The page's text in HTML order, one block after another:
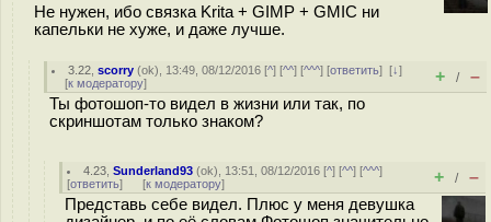
Не нужен, ибо связка Krita + GIMP + GMIC ни
капельки не хуже, и даже лучше.
3.22 ,scorry (ok), 13:49, 08/12/2016 [^] [^^] [^^^] [ответить][↓]
[к модератору] + / –
Ты фотошоп-то видел в жизни или так, по
скриншотам только знаком?
4.23 ,Sunderland93 (ok), 13:51, 08/12/2016 [^] [^^] [^^^]
[ответить] [к модератору] + / –
Представь себе видел. Плюс у меня девушка